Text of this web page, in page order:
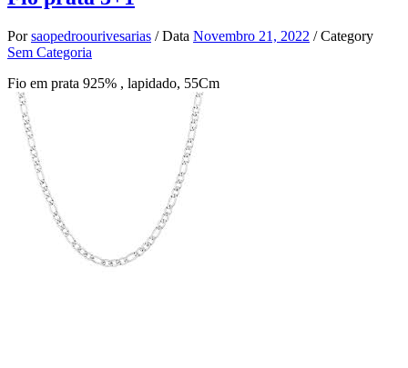
Porsaopedroourivesarias / Data Novembro 21, 2022 / Category
Sem Categoria
Fio em prata 925% , lapidado, 55Cm